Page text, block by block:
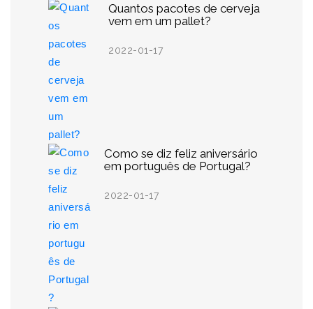
Quantos pacotes de cerveja
vem em um pallet?
2022-01-17
Como se diz feliz aniversário
em português de Portugal?
2022-01-17